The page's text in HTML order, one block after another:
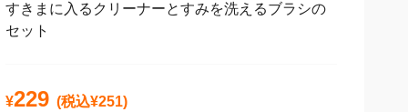
すきまに入るクリーナーとすみを洗えるブラシの
セット
¥229 (税込¥251)